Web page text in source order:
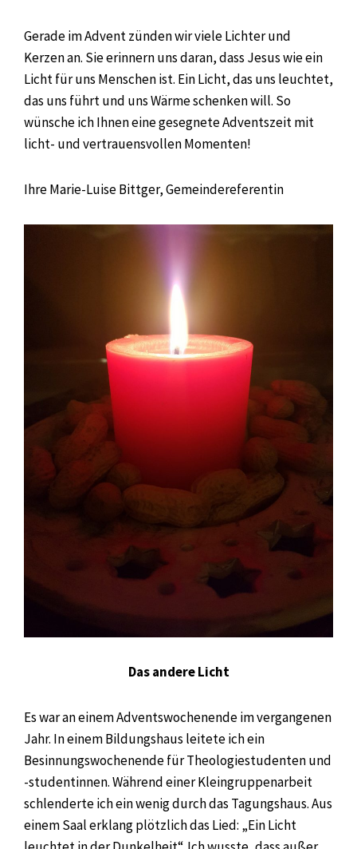
Gerade im Advent zünden wir viele Lichter und
Kerzen an. Sie erinnern uns daran, dass Jesus wie ein
Licht für uns Menschen ist. Ein Licht, das uns leuchtet,
das uns führt und uns Wärme schenken will. So
wünsche ich Ihnen eine gesegnete Adventszeit mit
licht- und vertrauensvollen Momenten!
Ihre Marie-Luise Bittger, Gemeindereferentin
Das andere Licht
Es war an einem Adventswochenende im vergangenen
Jahr. In einem Bildungshaus leitete ich ein
Besinnungswochenende für Theologiestudenten und
-studentinnen. Während einer Kleingruppenarbeit
schlenderte ich ein wenig durch das Tagungshaus. Aus
einem Saal erklang plötzlich das Lied: „Ein Licht